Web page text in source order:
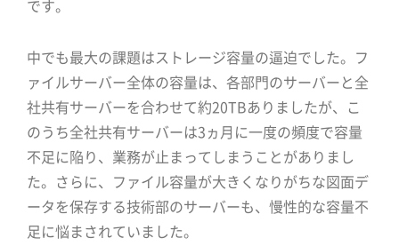
です。
中でも最大の課題はストレージ容量の逼迫でした。フ
ァイルサーバー全体の容量は、各部門のサーバーと全
社共有サーバーを合わせて約20TBありましたが、こ
のうち全社共有サーバーは3ヵ月に一度の頻度で容量
不足に陥り、業務が止まってしまうことがありまし
た。さらに、ファイル容量が大きくなりがちな図面デ
ータを保存する技術部のサーバーも、慢性的な容量不
足に悩まされていました。